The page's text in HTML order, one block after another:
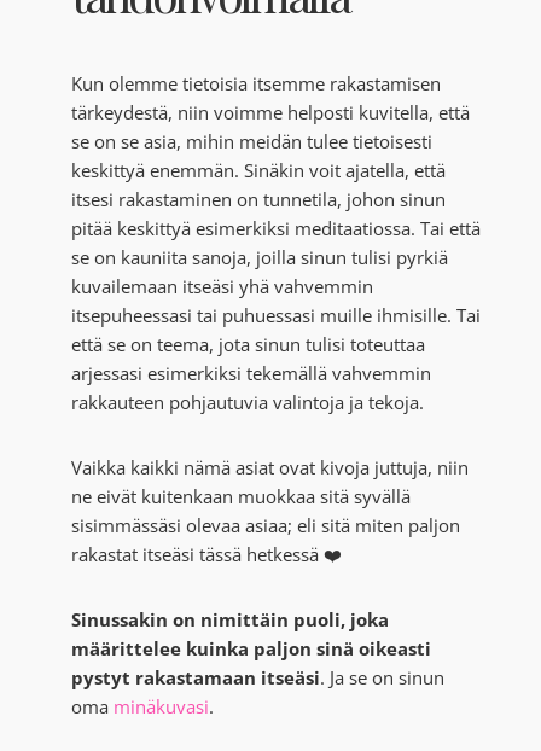
Kun olemme tietoisia itsemme rakastamisen
tärkeydestä, niin voimme helposti kuvitella, että
se on se asia, mihin meidän tulee tietoisesti
keskittyä enemmän. Sinäkin voit ajatella, että
itsesi rakastaminen on tunnetila, johon sinun
pitää keskittyä esimerkiksi meditaatiossa. Tai että
se on kauniita sanoja, joilla sinun tulisi pyrkiä
kuvailemaan itseäsi yhä vahvemmin
itsepuheessasi tai puhuessasi muille ihmisille. Tai
että se on teema, jota sinun tulisi toteuttaa
arjessasi esimerkiksi tekemällä vahvemmin
rakkauteen pohjautuvia valintoja ja tekoja.
Vaikka kaikki nämä asiat ovat kivoja juttuja, niin
ne eivät kuitenkaan muokkaa sitä syvällä
sisimmässäsi olevaa asiaa; eli sitä miten paljon
rakastat itseäsi tässä hetkessä ❤️
Sinussakin on nimittäin puoli, joka
määrittelee kuinka paljon sinä oikeasti
pystyt rakastamaan itseäsi. Ja se on sinun
oma minäkuvasi.